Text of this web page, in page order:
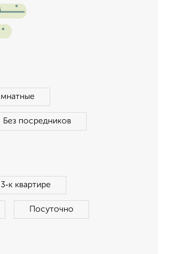
Без посредников
квартире
Посуточно